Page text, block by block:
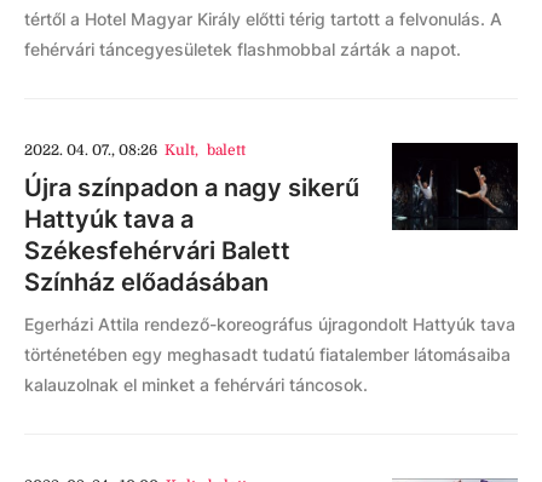
tértől a Hotel Magyar Király előtti térig tartott a felvonulás. A
fehérvári táncegyesületek flashmobbal zárták a napot.
2022. 04. 07., 08:26 Kult, balett
Újra színpadon a nagy sikerű
Hattyúk tava a
Székesfehérvári Balett
Színház előadásában
Egerházi Attila rendező-koreográfus újragondolt Hattyúk tava
történetében egy meghasadt tudatú fiatalember látomásaiba
kalauzolnak el minket a fehérvári táncosok.